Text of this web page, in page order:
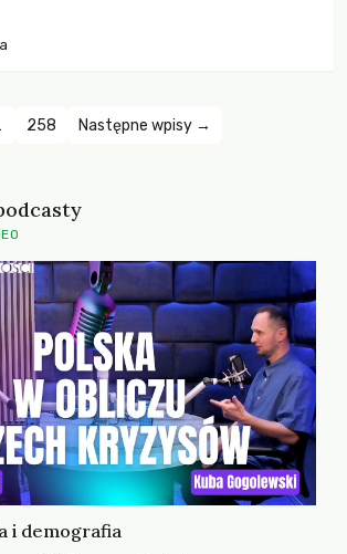
klimatycznych. Wymagać to będzie
258 Następne wpisy →
i demografia